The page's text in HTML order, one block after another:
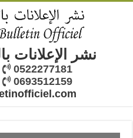
نشر الإعلانات
0522277181
0693512159